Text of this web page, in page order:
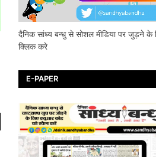
दैनिक सांध्य बन्धु से सोशल मीडिया पर जुड़ने के
क्लिक करे
E-PAPER